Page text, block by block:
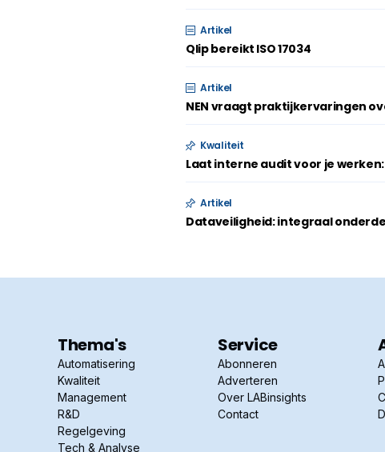
Artikel
Qlip bereikt ISO 17034
Artikel
NEN vraagt praktijkervaringen
Kwaliteit
Laat interne audit voor je
Artikel
Dataveiligheid: integraal
Thema's
Automatisering
Kwaliteit
Management
R&D
Regelgeving
Tech & Analyse
Service
Abonneren
Adverteren
Over LABinsights
Contact